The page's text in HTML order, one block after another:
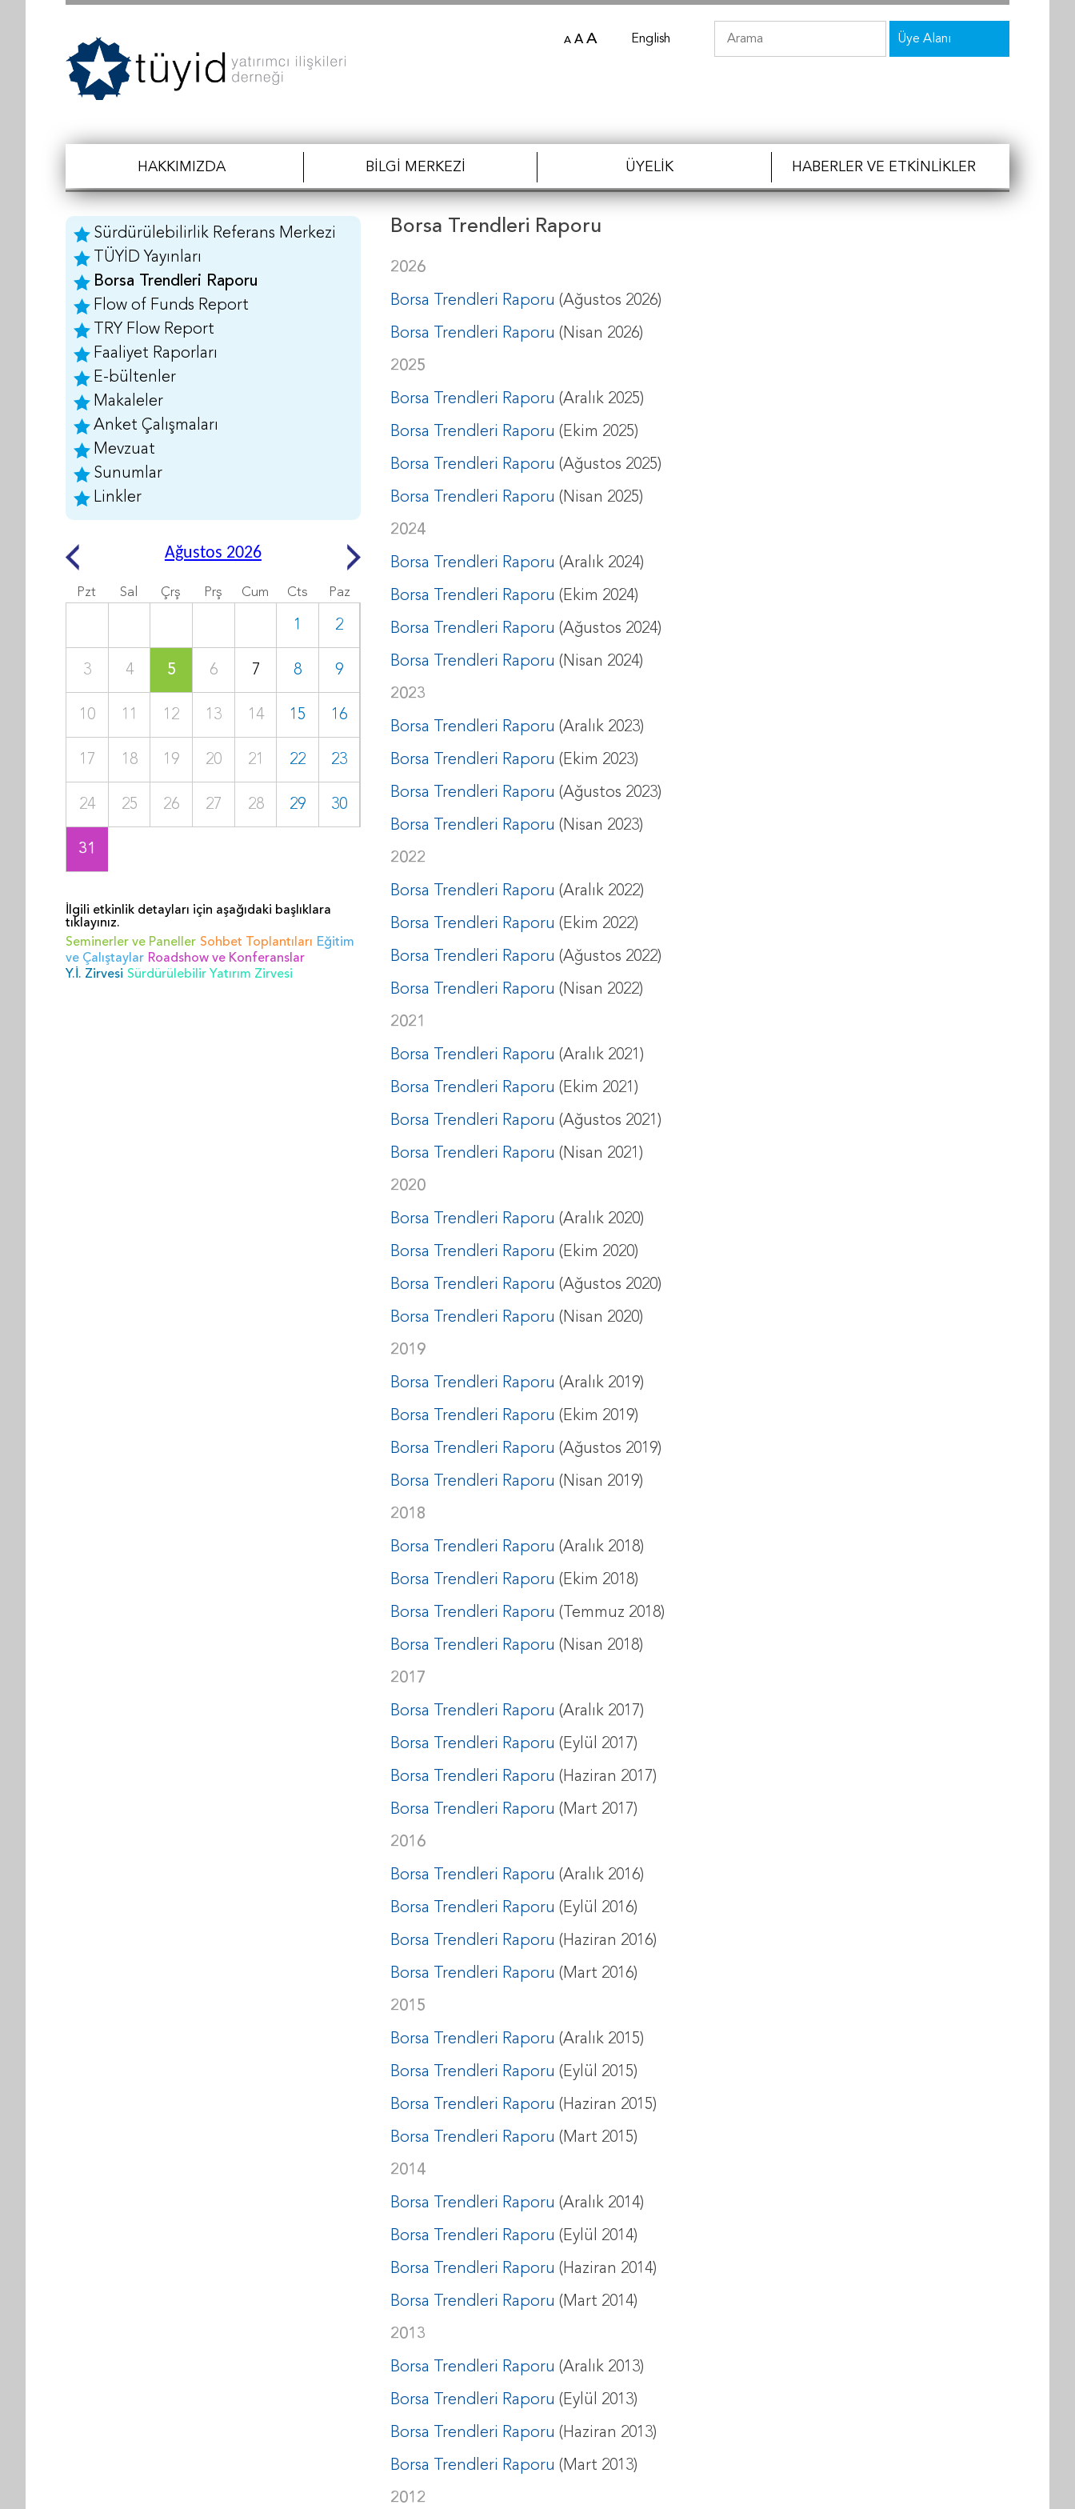
HAKKIMIZDA BILGI MERKEZI ÜYELIK HABERLER VE ETKINLIKLER
A A A English Üye Alanı
Sürdürülebilirlik Referans Merkezi
TÜYİD Yayınları
Borsa Trendleri Raporu
Flow of Funds Report
TRY Flow Report
Faaliyet Raporları
E-bültenler
Makaleler
Anket Çalışmaları
Mevzuat
Sunumlar
Linkler
Ağustos 2026
Pzt Sal Çrş Prş Cum Cts Paz
1 2
3 4 5 6 7 8 9
10 11 12 13 14 15 16
17 18 19 20 21 22 23
24 25 26 27 28 29 30
31
İlgili etkinlik detayları için aşağıdaki başlıklara
tıklayınız.
Seminerler ve Paneller Sohbet Toplantıları Eğitim
ve Çalıştaylar Roadshow ve Konferanslar
Y.İ. Zirvesi Sürdürülebilir Yatırım Zirvesi
Borsa Trendleri Raporu
2026
Borsa Trendleri Raporu (Ağustos 2026)
Borsa Trendleri Raporu (Nisan 2026)
2025
Borsa Trendleri Raporu (Aralık 2025)
Borsa Trendleri Raporu (Ekim 2025)
Borsa Trendleri Raporu (Ağustos 2025)
Borsa Trendleri Raporu (Nisan 2025)
2024
Borsa Trendleri Raporu (Aralık 2024)
Borsa Trendleri Raporu (Ekim 2024)
Borsa Trendleri Raporu (Ağustos 2024)
Borsa Trendleri Raporu (Nisan 2024)
2023
Borsa Trendleri Raporu (Aralık 2023)
Borsa Trendleri Raporu (Ekim 2023)
Borsa Trendleri Raporu (Ağustos 2023)
Borsa Trendleri Raporu (Nisan 2023)
2022
Borsa Trendleri Raporu (Aralık 2022)
Borsa Trendleri Raporu (Ekim 2022)
Borsa Trendleri Raporu (Ağustos 2022)
Borsa Trendleri Raporu (Nisan 2022)
2021
Borsa Trendleri Raporu (Aralık 2021)
Borsa Trendleri Raporu (Ekim 2021)
Borsa Trendleri Raporu (Ağustos 2021)
Borsa Trendleri Raporu (Nisan 2021)
2020
Borsa Trendleri Raporu (Aralık 2020)
Borsa Trendleri Raporu (Ekim 2020)
Borsa Trendleri Raporu (Ağustos 2020)
Borsa Trendleri Raporu (Nisan 2020)
2019
Borsa Trendleri Raporu (Aralık 2019)
Borsa Trendleri Raporu (Ekim 2019)
Borsa Trendleri Raporu (Ağustos 2019)
Borsa Trendleri Raporu (Nisan 2019)
2018
Borsa Trendleri Raporu (Aralık 2018)
Borsa Trendleri Raporu (Ekim 2018)
Borsa Trendleri Raporu (Temmuz 2018)
Borsa Trendleri Raporu (Nisan 2018)
2017
Borsa Trendleri Raporu (Aralık 2017)
Borsa Trendleri Raporu (Eylül 2017)
Borsa Trendleri Raporu (Haziran 2017)
Borsa Trendleri Raporu (Mart 2017)
2016
Borsa Trendleri Raporu (Aralık 2016)
Borsa Trendleri Raporu (Eylül 2016)
Borsa Trendleri Raporu (Haziran 2016)
Borsa Trendleri Raporu (Mart 2016)
2015
Borsa Trendleri Raporu (Aralık 2015)
Borsa Trendleri Raporu (Eylül 2015)
Borsa Trendleri Raporu (Haziran 2015)
Borsa Trendleri Raporu (Mart 2015)
2014
Borsa Trendleri Raporu (Aralık 2014)
Borsa Trendleri Raporu (Eylül 2014)
Borsa Trendleri Raporu (Haziran 2014)
Borsa Trendleri Raporu (Mart 2014)
2013
Borsa Trendleri Raporu (Aralık 2013)
Borsa Trendleri Raporu (Eylül 2013)
Borsa Trendleri Raporu (Haziran 2013)
Borsa Trendleri Raporu (Mart 2013)
2012